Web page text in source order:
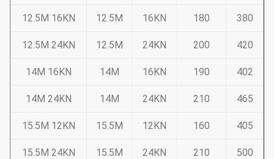
12.5M 16KN 12.5M 16KN 180 380
12.5M 24KN 12.5M 24KN 200 420
14M 16KN 14M 16KN 190 402
14M 24KN 14M 24KN 210 465
15.5M 12KN 15.5M 12KN 160 405
15.5M 24KN 15.5M 24KN 210 500